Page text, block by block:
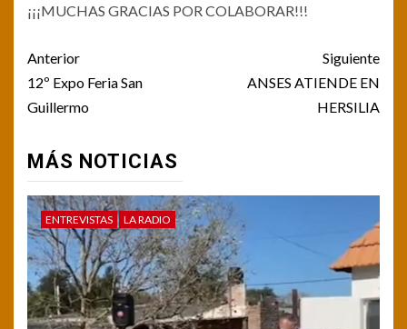
¡¡¡MUCHAS GRACIAS POR COLABORAR!!!
Post
navigation
Anterior
12º Expo Feria San
Guillermo
Siguiente
ANSES ATIENDE EN
HERSILIA
MÁS NOTICIAS
ENTREVISTAS LA RADIO